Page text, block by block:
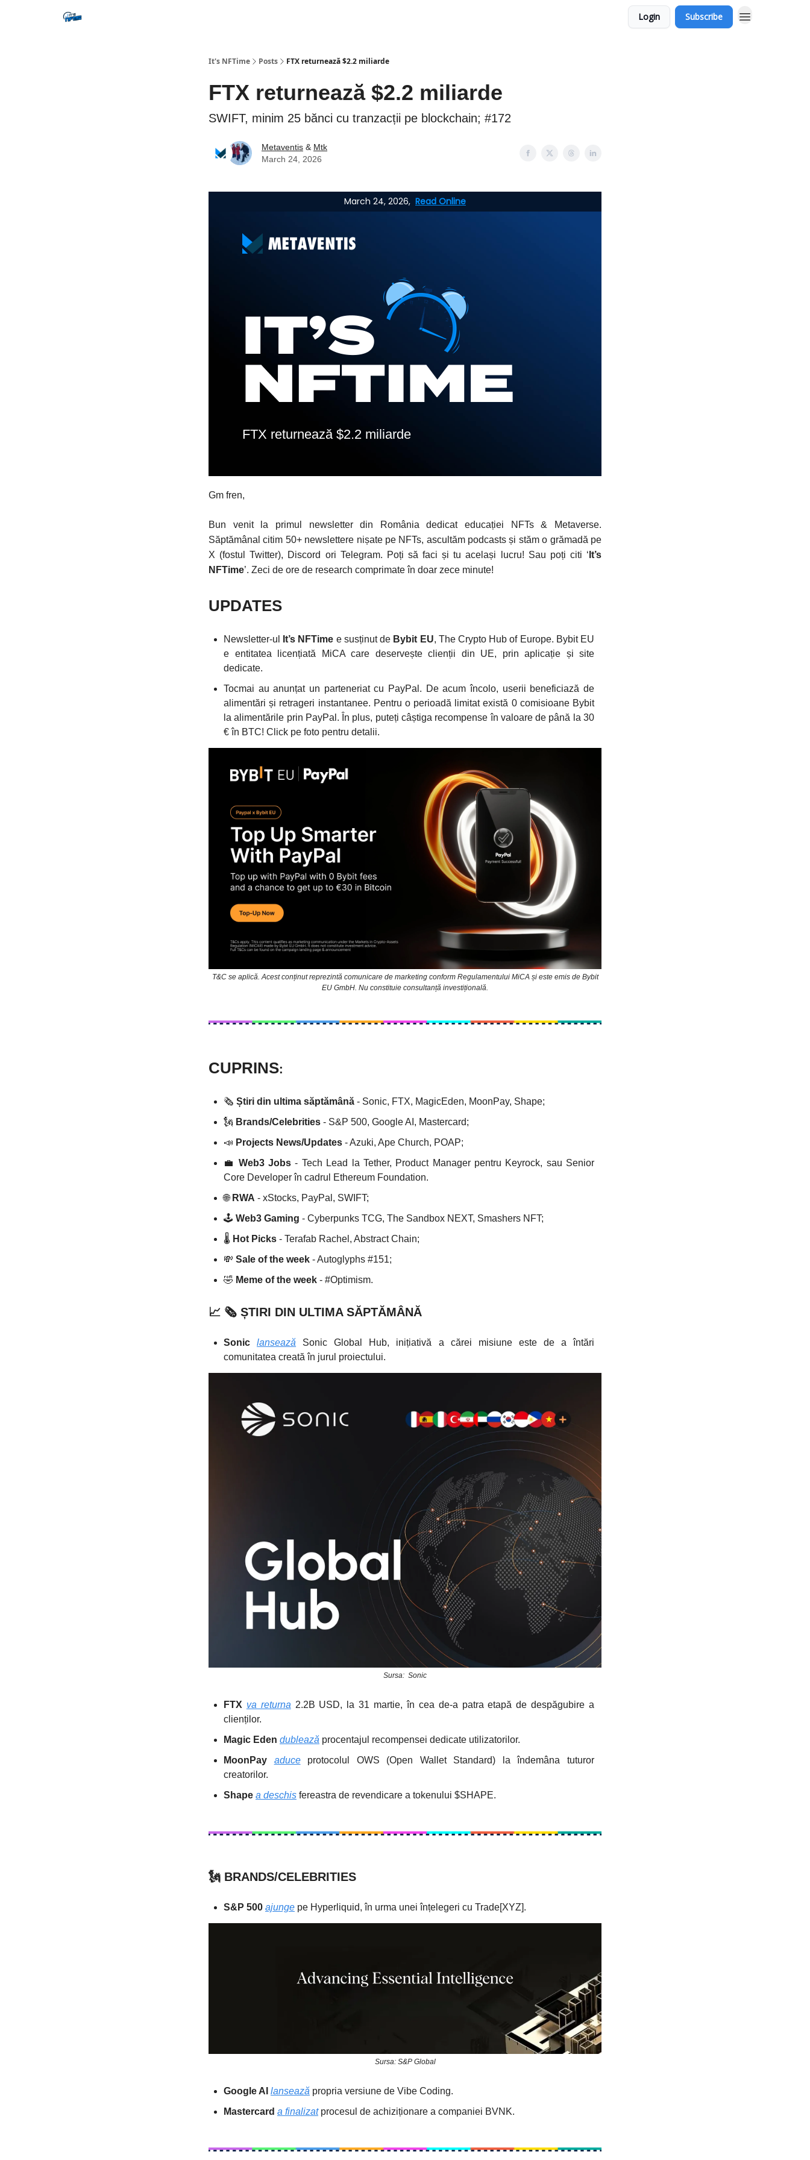
Login Subscribe
It's NFTime Posts FTX returnează $2.2 miliarde
FTX returnează $2.2 miliarde
SWIFT, minim 25 bănci cu tranzacții pe blockchain; #172
Metaventis & Mtk
March 24, 2026
March 24, 2026, Read Online
FTX returnează $2.2 miliarde
Gm fren,
Bun venit la primul newsletter din România dedicat educației NFTs & Metaverse.
Săptămânal citim 50+ newslettere nișate pe NFTs, ascultăm podcasts și stăm o grămadă pe
X (fostul Twitter), Discord ori Telegram. Poți să faci și tu același lucru! Sau poți citi ‘ It’s
NFTime’. Zeci de ore de research comprimate în doar zece minute!
UPDATES
Newsletter-ul It’s NFTime e susținut de Bybit EU, The Crypto Hub of Europe. Bybit EU
e entitatea licențiată MiCA care deservește clienții din UE, prin aplicație și site
dedicate.
Tocmai au anunțat un parteneriat cu PayPal. De acum încolo, userii beneficiază de
alimentări și retrageri instantanee. Pentru o perioadă limitat există 0 comisioane Bybit
la alimentările prin PayPal. În plus, puteți câștiga recompense în valoare de până la 30
€ în BTC! Click pe foto pentru detalii.
T&C se aplică. Acest conținut reprezintă comunicare de marketing conform Regulamentului MiCA și este emis de Bybit
EU GmbH. Nu constituie consultanță investițională.
CUPRINS:
🗞️ Știri din ultima săptămână - Sonic, FTX, MagicEden, MoonPay, Shape;
🗽 Brands/Celebrities - S&P 500, Google AI, Mastercard;
📣 Projects News/Updates - Azuki, Ape Church, POAP;
💼 Web3 Jobs- Tech Lead la Tether, Product Manager pentru Keyrock, sau Senior
Core Developer în cadrul Ethereum Foundation.
🌐 RWA - xStocks, PayPal, SWIFT;
🕹️ Web3 Gaming - Cyberpunks TCG, The Sandbox NEXT, Smashers NFT;
🌡️ Hot Picks - Terafab Rachel, Abstract Chain;
💸 Sale of the week - Autoglyphs #151;
🤣 Meme of the week - #Optimism.
📈 🗞️ ȘTIRI DIN ULTIMA SĂPTĂMÂNĂ
Sonic lansează
Sonic Global Hub, inițiativă a cărei misiune este de a întări
comunitatea creată în jurul proiectului.
Sursa: Sonic
FTX va returna 2.2B USD, la 31 martie, în cea de-a patra etapă de despăgubire a
clienților.
Magic Eden dublează procentajul recompensei dedicate utilizatorilor.
MoonPay
aduce
protocolul OWS (Open Wallet Standard) la îndemâna tuturor
creatorilor.
Shape a deschis fereastra de revendicare a tokenului $SHAPE.
🗽 BRANDS/CELEBRITIES
S&P 500 ajunge pe Hyperliquid, în urma unei înțelegeri cu Trade[XYZ].
Sursa: S&P Global
Google AI lansează propria versiune de Vibe Coding.
Mastercard a finalizatprocesul de achiziționare a companiei BVNK.